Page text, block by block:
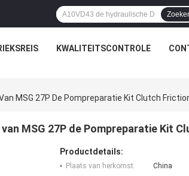
KWALITEITSCONTROLE
MSG 27P De Pompreparatie Kit Clutch
MSG 27P de Pompreparatie Kit
Productdetails:
Plaats van herkomst:
China